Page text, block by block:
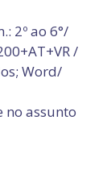
2º ao 6°/
/
Word/
no assunto